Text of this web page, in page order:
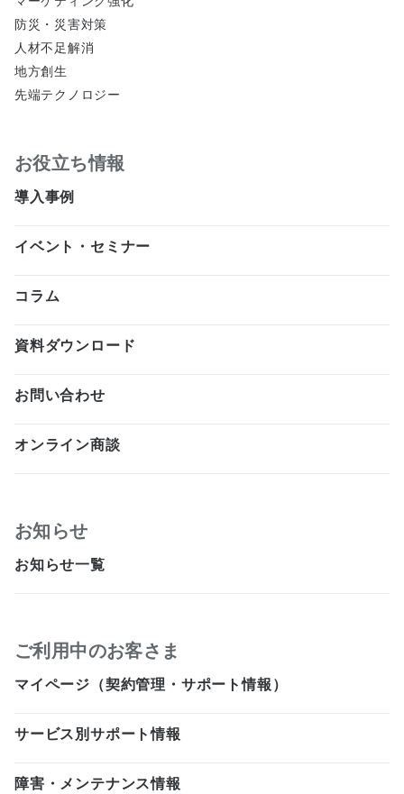
防災・災害対策
人材不足解消
地方創生
先端テクノロジー
お役立ち情報
導入事例
イベント・セミナー
コラム
資料ダウンロード
お問い合わせ
オンライン商談
お知らせ
お知らせ一覧
ご利用中のお客さま
マイページ（契約管理・サポート情報）
サービス別サポート情報
障害・メンテナンス情報